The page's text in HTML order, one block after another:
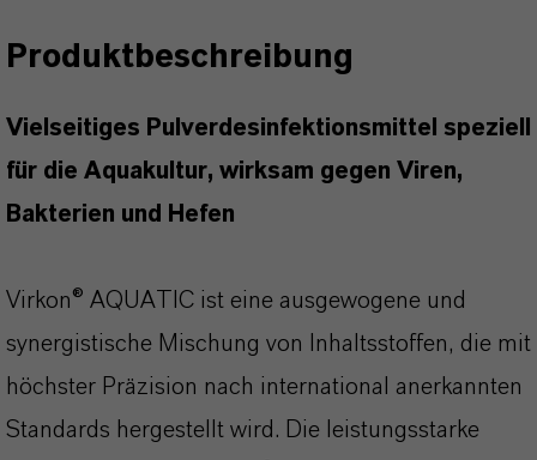
Produktbeschreibung
Vielseitiges Pulverdesinfektionsmittel speziell
für die Aquakultur, wirksam gegen Viren,
Bakterien und Hefen
Virkon® AQUATIC ist eine ausgewogene und
synergistische Mischung von Inhaltsstoffen, die mit
höchster Präzision nach international anerkannten
Standards hergestellt wird. Die leistungsstarke